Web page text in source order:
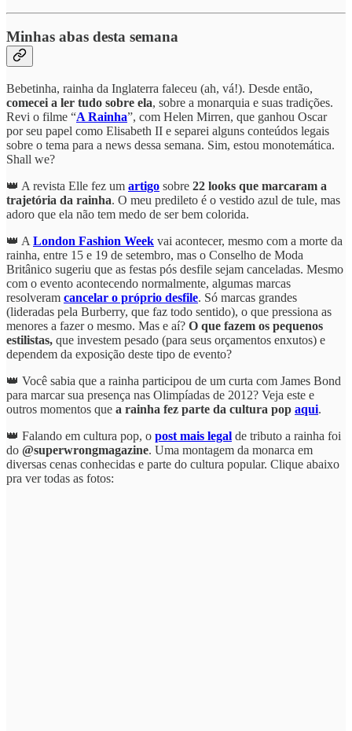
Minhas abas desta semana
Bebetinha, rainha da Inglaterra faleceu (ah, vá!). Desde então,
comecei a ler tudo sobre ela, sobre a monarquia e suas tradições.
Revi o filme “A Rainha”, com Helen Mirren, que ganhou Oscar
por seu papel como Elisabeth II e separei alguns conteúdos legais
sobre o tema para a news dessa semana. Sim, estou monotemática.
Shall we?
👑 A revista Elle fez um artigo sobre 22 looks que marcaram a
trajetória da rainha. O meu predileto é o vestido azul de tule, mas
adoro que ela não tem medo de ser bem colorida.
👑 A London Fashion Week vai acontecer, mesmo com a morte da
rainha, entre 15 e 19 de setembro, mas o Conselho de Moda
Britânico sugeriu que as festas pós desfile sejam canceladas. Mesmo
com o evento acontecendo normalmente, algumas marcas
resolveram cancelar o próprio desfile. Só marcas grandes
(lideradas pela Burberry, que faz todo sentido), o que pressiona as
menores a fazer o mesmo. Mas e aí? O que fazem os pequenos
estilistas, que investem pesado (para seus orçamentos enxutos) e
dependem da exposição deste tipo de evento?
👑 Você sabia que a rainha participou de um curta com James Bond
para marcar sua presença nas Olimpíadas de 2012? Veja este e
outros momentos que a rainha fez parte da cultura pop aqui.
👑 Falando em cultura pop, o post mais legal de tributo a rainha foi
do @superwrongmagazine. Uma montagem da monarca em
diversas cenas conhecidas e parte do cultura popular. Clique abaixo
pra ver todas as fotos: